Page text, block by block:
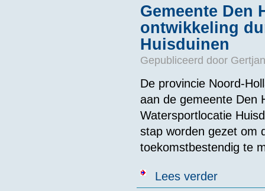
Gemeente Den
ontwikkeling
Huisduinen
Gepubliceerd door
De provincie Noord-
aan de gemeente Den
Watersportlocatie
stap worden gezet om
toekomstbestendig te
Lees verderover